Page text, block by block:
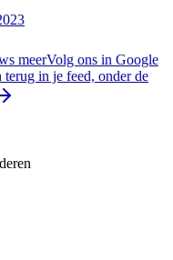
meerVolg ons in Google
in je feed, onder de